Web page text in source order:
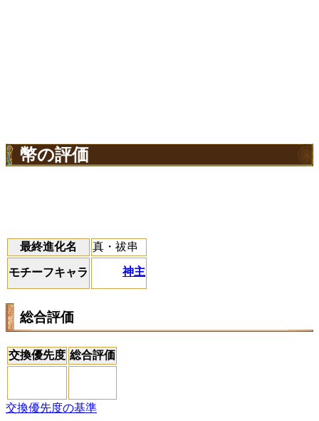
幣の評価
最終進化名 真・祓串
モチーフキャラ 神主
総合評価
交換優先度 総合評価
交換優先度の基準